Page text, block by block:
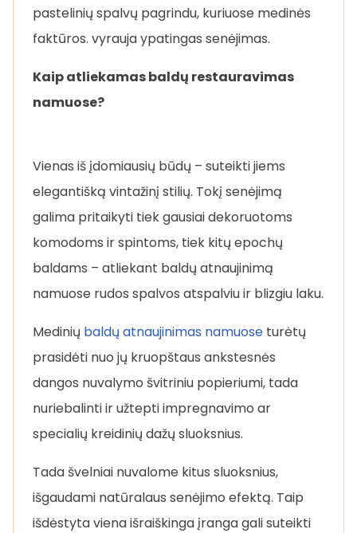
pastelinių spalvų pagrindu, kuriuose medinės
faktūros. vyrauja ypatingas senėjimas.
Kaip atliekamas baldų restauravimas
namuose?
Vienas iš įdomiausių būdų – suteikti jiems
elegantišką vintažinį stilių. Tokį senėjimą
galima pritaikyti tiek gausiai dekoruotoms
komodoms ir spintoms, tiek kitų epochų
baldams – atliekant baldų atnaujinimą
namuose rudos spalvos atspalviu ir blizgiu laku.
Medinių baldų atnaujinimas namuose turėtų
prasidėti nuo jų kruopštaus ankstesnės
dangos nuvalymo švitriniu popieriumi, tada
nuriebalinti ir užtepti impregnavimo ar
specialių kreidinių dažų sluoksnius.
Tada švelniai nuvalome kitus sluoksnius,
išgaudami natūralaus senėjimo efektą. Taip
išdėstyta viena išraiškinga įranga gali suteikti